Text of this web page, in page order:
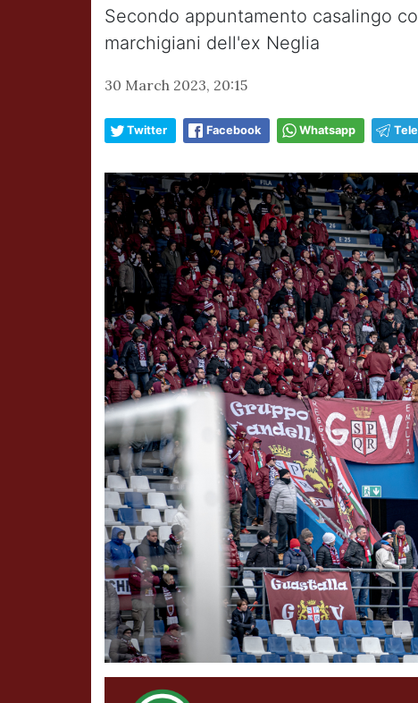
Secondo appuntamento casalingo
marchigiani dell'ex Neglia
30 March 2023, 20:15
Twitter Facebook Whatsapp